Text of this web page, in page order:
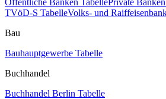
Öffentliche Banken TabellePrivate
TVöD-S TabelleVolks- und
Bau
Bauhauptgewerbe Tabelle
Buchhandel
Buchhandel Berlin Tabelle